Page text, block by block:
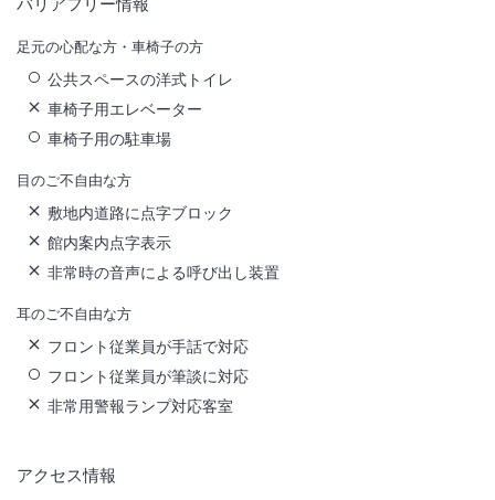
足元の心配な方・車椅子の方
公共スペースの洋式トイレ
車椅子用エレベーター
車椅子用の駐車場
目のご不自由な方
敷地内道路に点字ブロック
館内案内点字表示
非常時の音声による呼び出し装置
耳のご不自由な方
フロント従業員が手話で対応
フロント従業員が筆談に対応
非常用警報ランプ対応客室
アクセス情報